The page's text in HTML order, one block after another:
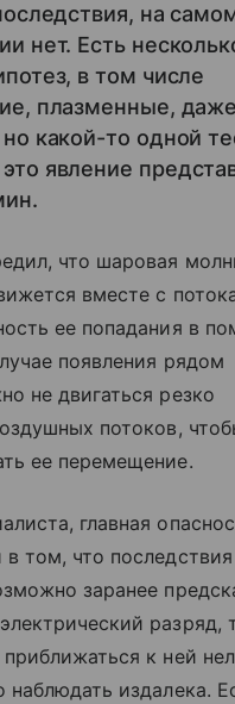
на
нет. Есть
в том числе
плазменные, даже
какой-то одной
явление
что шаровая
вместе с
ее попадания в
появления рядом
не двигаться резко
потоков,
ее перемещение.
главная
том, что последствия
заранее
разряд,
к ней
наблюдать издалека.